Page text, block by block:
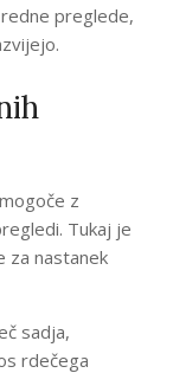
preglede,
z
Tukaj je
za nastanek
sadja,
rdečega